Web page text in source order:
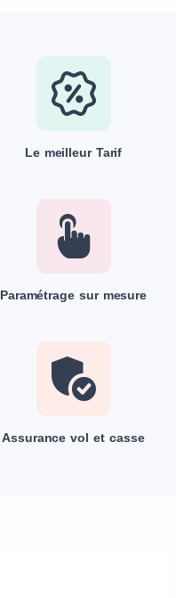
Le meilleur Tarif
Paramétrage sur mesure
Assurance vol et casse